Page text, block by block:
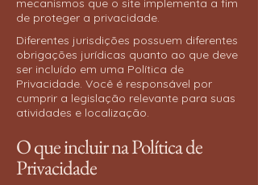
mecanismos que o site implementa a fim
de proteger a privacidade.
Diferentes jurisdições possuem diferentes
obrigações jurídicas quanto ao que deve
ser incluído em uma Política de
Privacidade. Você é responsável por
cumprir a legislação relevante para suas
atividades e localização.
O que incluir na Política de
Privacidade